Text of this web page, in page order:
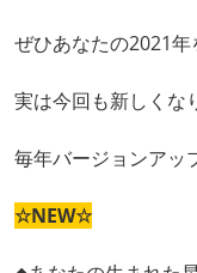
ぜひあなたの2021
実は今回も新しくな
毎年バージョンアッ
☆NEW☆